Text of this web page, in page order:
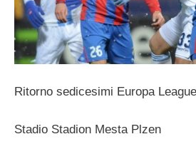
Ritorno sedicesimi Europa
Stadio Stadion Mesta Plzen